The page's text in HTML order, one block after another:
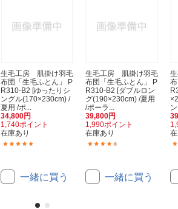
生毛工房 肌掛け羽毛
布団「生毛ふとん」 P
R310-B2 [ゆったりシ
ングル(170×230cm) /
夏用 /ポ...
34,800円
1,740ポイント
在庫あり
一緒に買う
生毛工房 肌掛け羽毛
布団「生毛ふとん」 P
R310-B2 [ダブルロン
グ(190×230cm) /夏用
/ポーラ...
39,800円
1,990ポイント
在庫あり
一緒に買う